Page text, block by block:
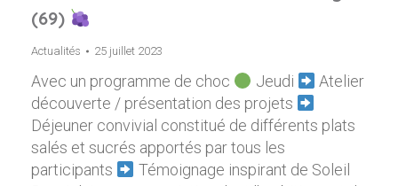
(69)
Actualités 25 juillet 2023
Avec un programme de choc Jeudi
Atelier
découverte / présentation des projets
Déjeuner convivial constitué de différents plats
salés et sucrés apportés par tous les
participants
Témoignage inspirant de Soleil